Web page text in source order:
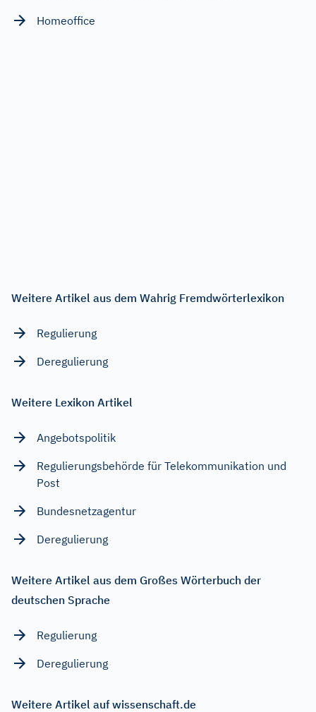
Homeoffice
Weitere Artikel aus dem Wahrig Fremdwörterlexikon
Regulierung
Deregulierung
Weitere Lexikon Artikel
Angebotspolitik
Regulierungsbehörde für Telekommunikation und
Post
Bundesnetzagentur
Deregulierung
Weitere Artikel aus dem Großes Wörterbuch der
deutschen Sprache
Regulierung
Deregulierung
Weitere Artikel auf wissenschaft.de